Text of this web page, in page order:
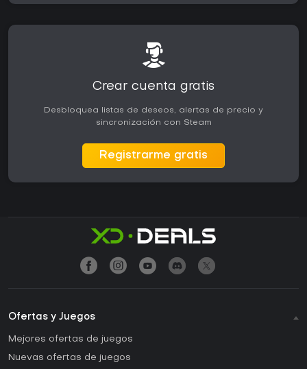
Crear cuenta gratis
Desbloquea listas de deseos, alertas de precio y
sincronización con Steam
Registrarme gratis
Ofertas y Juegos
Mejores ofertas de juegos
Nuevas ofertas de juegos